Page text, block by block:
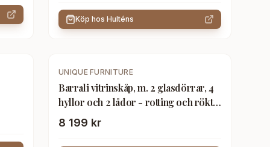
Köp hos Hulténs
UNIQUE FURNITURE
Barrali vitrinskåp, m. 2 glasdörrar, 4
hyllor och 2 lådor - rotting och rökt
ek (H:160)
8 199 kr